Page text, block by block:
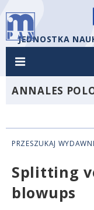
JEDNOSTKA
ANNALES
PRZESZUKAJ
Splitting
blowups